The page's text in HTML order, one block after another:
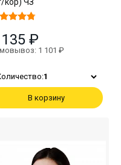
₽
1 101 ₽
1
В корзину